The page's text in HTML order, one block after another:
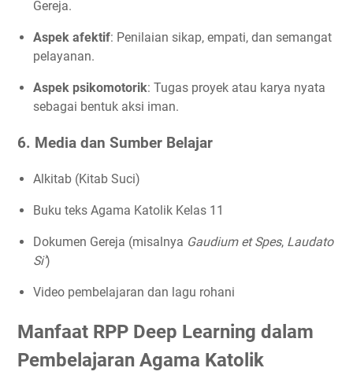
Gereja.
Aspek afektif: Penilaian sikap, empati, dan semangat
pelayanan.
Aspek psikomotorik: Tugas proyek atau karya nyata
sebagai bentuk aksi iman.
6. Media dan Sumber Belajar
Alkitab (Kitab Suci)
Buku teks Agama Katolik Kelas 11
Dokumen Gereja (misalnya Gaudium et Spes, Laudato
Si’)
Video pembelajaran dan lagu rohani
Manfaat RPP Deep Learning dalam
Pembelajaran Agama Katolik